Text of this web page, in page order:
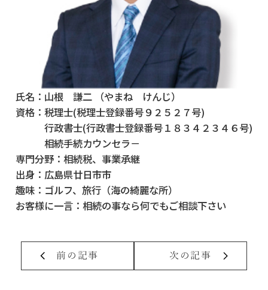
氏名： 山根 謙二 （やまね けんじ）
資格： 税理士(税理士登録番号９２５２７号)
行政書士(行政書士登録番号１８３４２３４６号)
相続手続カウンセラ－
専門分野： 相続税、事業承継
出身： 広島県廿日市市
趣味： ゴルフ、旅行（海の綺麗な所）
お客様に一言： 相続の事なら何でもご相談下さい
前の記事 次の記事